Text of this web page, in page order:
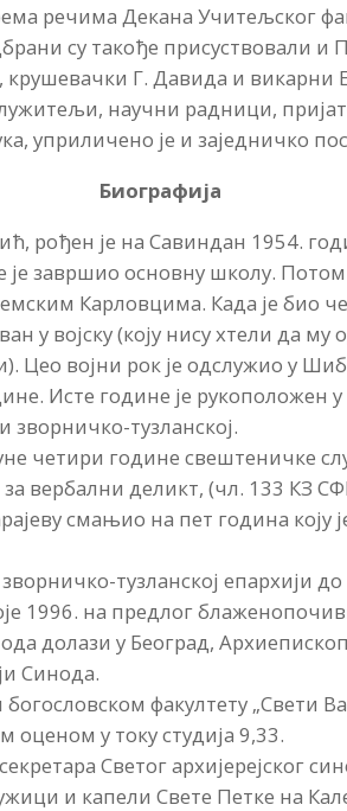
речима Декана Учитељског
су такође присуствовали и
крушевачки Г. Давида и викарни
научни радници,
уприличено је и заједничко
Биографија
рођен је на Савиндан 1954.
je завршио основну школу.
Карловцима. Када је био
у војску (коју нису хтели да
војни рок је одслужио у
Исте године је рукоположен
зворничко-тузланској.
четири године свештеничке
вербални деликт, (чл. 133 КЗ
смањио на пет година коју
тузланској епархији
1996. на предлог
долази у Београд,
Синода.
факултету „Свети
у току студија 9,33.
Светог архијерејског
и капели Свете Петке на